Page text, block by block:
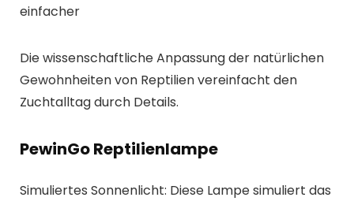
einfacher
Die wissenschaftliche Anpassung der natürlichen
Gewohnheiten von Reptilien vereinfacht den
Zuchtalltag durch Details.
PewinGo Reptilienlampe
Simuliertes Sonnenlicht: Diese Lampe simuliert das